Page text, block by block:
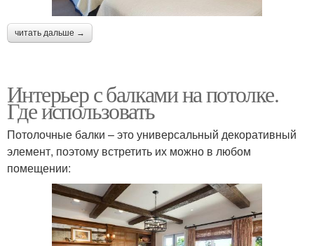
читать дальше →
Интерьер с балками на потолке.
Где использовать
Потолочные балки – это универсальный декоративный
элемент, поэтому встретить их можно в любом
помещении: